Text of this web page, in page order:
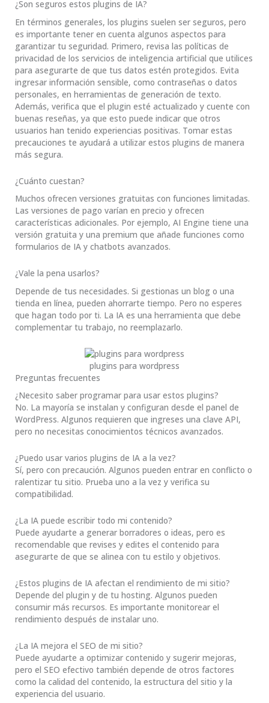
¿Son seguros estos plugins de IA?
En términos generales, los plugins suelen ser seguros, pero
es importante tener en cuenta algunos aspectos para
garantizar tu seguridad. Primero, revisa las políticas de
privacidad de los servicios de inteligencia artificial que utilices
para asegurarte de que tus datos estén protegidos. Evita
ingresar información sensible, como contraseñas o datos
personales, en herramientas de generación de texto.
Además, verifica que el plugin esté actualizado y cuente con
buenas reseñas, ya que esto puede indicar que otros
usuarios han tenido experiencias positivas. Tomar estas
precauciones te ayudará a utilizar estos plugins de manera
más segura.
¿Cuánto cuestan?
Muchos ofrecen versiones gratuitas con funciones limitadas.
Las versiones de pago varían en precio y ofrecen
características adicionales. Por ejemplo, AI Engine tiene una
versión gratuita y una premium que añade funciones como
formularios de IA y chatbots avanzados.
¿Vale la pena usarlos?
Depende de tus necesidades. Si gestionas un blog o una
tienda en línea, pueden ahorrarte tiempo. Pero no esperes
que hagan todo por ti. La IA es una herramienta que debe
complementar tu trabajo, no reemplazarlo.
plugins para wordpress
Preguntas frecuentes
¿Necesito saber programar para usar estos plugins?
No. La mayoría se instalan y configuran desde el panel de
WordPress. Algunos requieren que ingreses una clave API,
pero no necesitas conocimientos técnicos avanzados.
¿Puedo usar varios plugins de IA a la vez?
Sí, pero con precaución. Algunos pueden entrar en conflicto o
ralentizar tu sitio. Prueba uno a la vez y verifica su
compatibilidad.
¿La IA puede escribir todo mi contenido?
Puede ayudarte a generar borradores o ideas, pero es
recomendable que revises y edites el contenido para
asegurarte de que se alinea con tu estilo y objetivos.
¿Estos plugins de IA afectan el rendimiento de mi sitio?
Depende del plugin y de tu hosting. Algunos pueden
consumir más recursos. Es importante monitorear el
rendimiento después de instalar uno.
¿La IA mejora el SEO de mi sitio?
Puede ayudarte a optimizar contenido y sugerir mejoras,
pero el SEO efectivo también depende de otros factores
como la calidad del contenido, la estructura del sitio y la
experiencia del usuario.